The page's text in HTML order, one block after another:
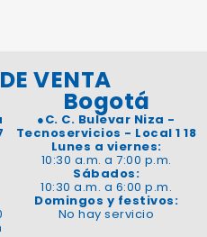
VENTA
Bogotá
●C. C. Bulevar Niza -
Tecnoservicios - Local 1 18
Lunes a viernes:
10:30 a.m. a 7:00 p.m.
Sábados:
10:30 a.m. a 6:00 p.m.
Domingos y festivos:
No hay servicio